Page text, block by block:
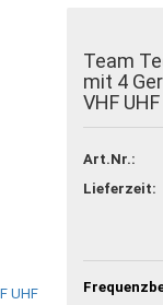
vergessen?
Team
mit 4
VHF
Art.Nr.:
Lieferzeit: